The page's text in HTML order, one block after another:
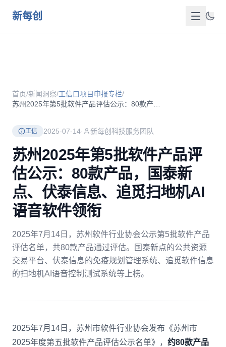
新每创
服务介绍
新闻洞察
政策资源
FAQ
拨打 18020275753
免费自评
首页/新闻洞察/工信口项目申报专栏/
工信 2025-07-14· 新每创科技服务团队
苏州2025年第5批软件产品评
估公示：80款产品，国泰新
点、伏泰信息、追觅扫地机AI
语音软件领衔
2025年7月14日，苏州软件行业协会公示第5批软件产品
评估名单，共80款产品通过评估。国泰新点的公共资源
交易平台、伏泰信息的免疫规划管理系统、追觅软件信息
的扫地机AI语音控制测试系统等上榜。
2025年7月14日，苏州市软件行业协会发布《苏州市
2025年度第五批软件产品评估公示名单》， 约80款产品